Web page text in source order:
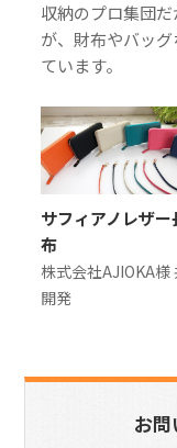
収納のプロ集団
が、財布やバッ
ています。
サフィアノレザー
布
株式会社AJIOKA様
開発
お